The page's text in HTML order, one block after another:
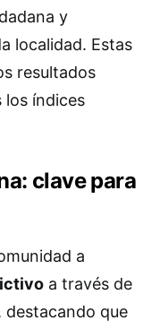
y
localidad. Estas
resultados
los índices
clave para
a
a través de
destacando que